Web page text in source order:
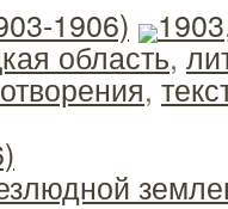
1906) 1903
область,
,